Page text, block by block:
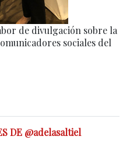
de divulgación sobre la
sociales del
DE @adelasaltiel